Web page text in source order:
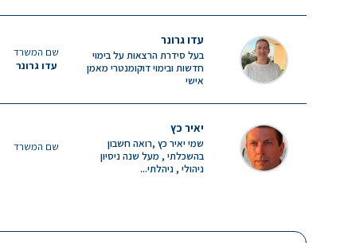
עדו גרונר
בעל סידרת הרצאות על בימוי
חדשות ובימוי דוקומנטרי מאמן
אישי
שם המשרד
עדו גרונר
יאיר כץ
שמי יאיר כץ ,רואה חשבון
בהשכלתי , מעל שנה ניסיון
ניהולי , ניהלתי...
שם המשרד